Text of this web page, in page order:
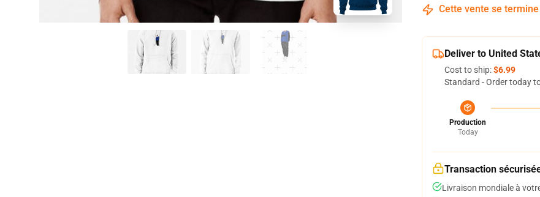
Cette vente se
Deliver to United
Cost to ship:$6.99
Standard - Order today
Production
Today
Transaction
Livraison mondiale à